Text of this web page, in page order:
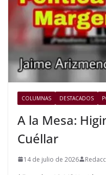
COLUMNAS DESTACADOS
A la Mesa:
Cuéllar
14 de julio de 2026